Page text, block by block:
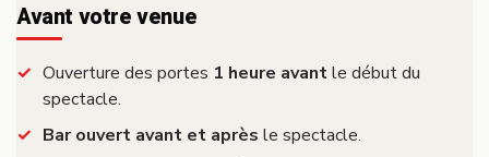
Avant votre venue
Ouverture des portes 1 heure avantle début du
spectacle.
Bar ouvert avant et après le spectacle.